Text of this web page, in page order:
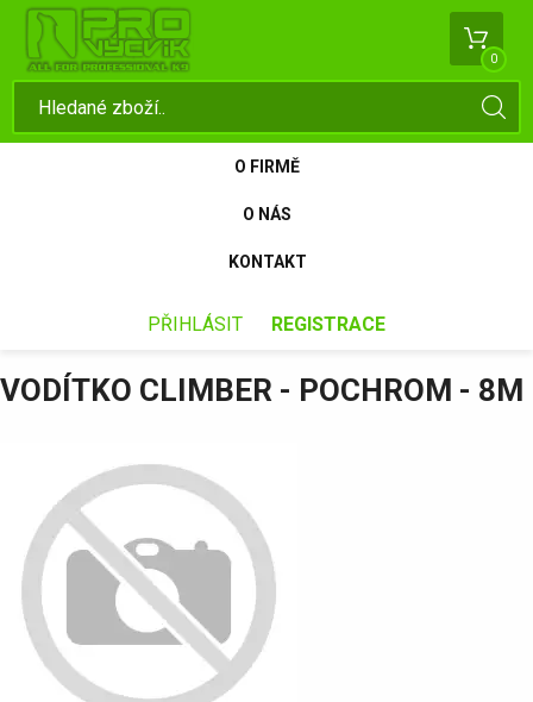
0
O FIRMĚ
O NÁS
KONTAKT
PŘIHLÁSIT REGISTRACE
VODÍTKO CLIMBER - POCHROM - 8M